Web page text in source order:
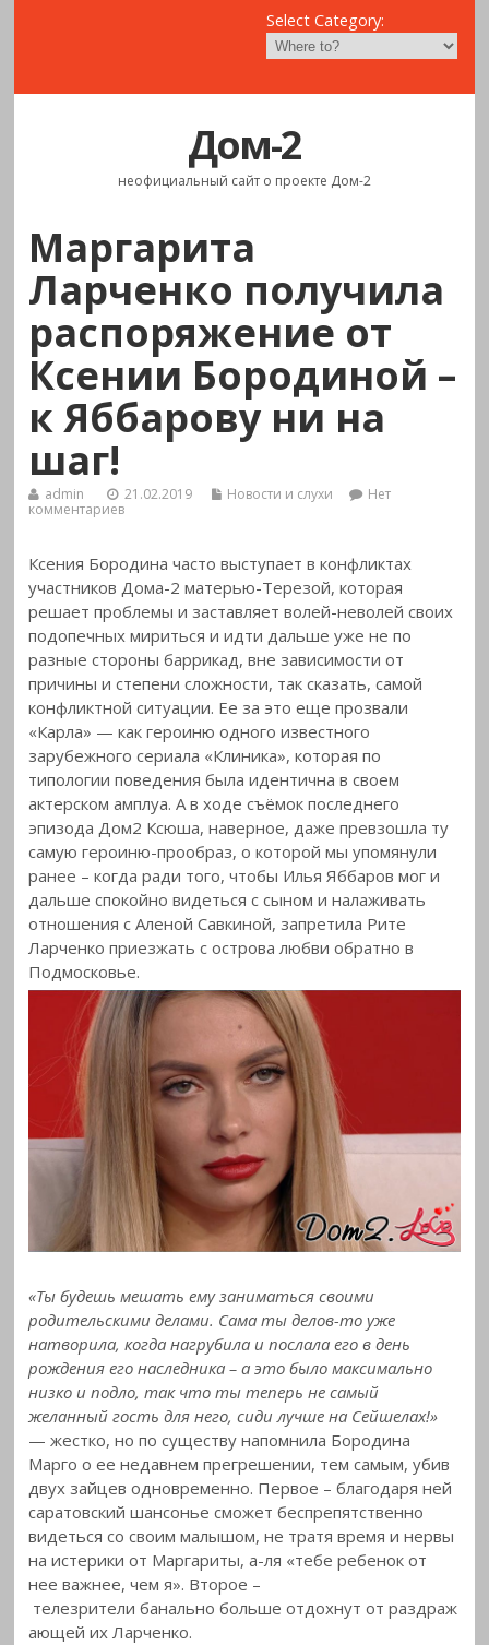
Select Category:
Дом-2
неофициальный сайт о проекте Дом-2
Маргарита
Ларченко получила
распоряжение от
Ксении Бородиной –
к Яббарову ни на
шаг!
admin 21.02.2019 Новости и слухи
Нет
комментариев
Ксения Бородина часто выступает в конфликтах
участников Дома-2 матерью-Терезой, которая
решает проблемы и заставляет волей-неволей своих
подопечных мириться и идти дальше уже не по
разные стороны баррикад, вне зависимости от
причины и степени сложности, так сказать, самой
конфликтной ситуации. Ее за это еще прозвали
«Карла» — как героиню одного известного
зарубежного сериала «Клиника», которая по
типологии поведения была идентична в своем
актерском амплуа. А в ходе съёмок последнего
эпизода Дом2 Ксюша, наверное, даже превзошла ту
самую героиню-прообраз, о которой мы упомянули
ранее – когда ради того, чтобы Илья Яббаров мог и
дальше спокойно видеться с сыном и налаживать
отношения с Аленой Савкиной, запретила Рите
Ларченко приезжать с острова любви обратно в
Подмосковье.
«Ты будешь мешать ему заниматься своими
родительскими делами. Сама ты делов-то уже
натворила, когда нагрубила и послала его в день
рождения его наследника – а это было максимально
низко и подло, так что ты теперь не самый
желанный гость для него, сиди лучше на Сейшелах!»
— жестко, но по существу напомнила Бородина
Марго о ее недавнем прегрешении, тем самым, убив
двух зайцев одновременно. Первое – благодаря ней
саратовский шансонье сможет беспрепятственно
видеться со своим малышом, не тратя время и нервы
на истерики от Маргариты, а-ля «тебе ребенок от
нее важнее, чем я». Второе –
телезрители банально больше отдохнут от раздраж
ающей их Ларченко.